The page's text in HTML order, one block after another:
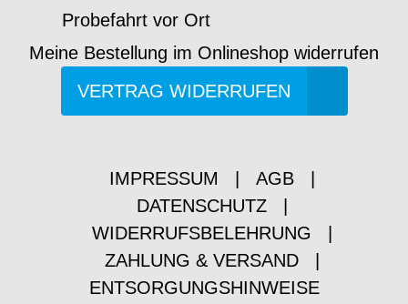
Probefahrt vor Ort
Meine Bestellung im Onlineshop widerrufen
VERTRAG WIDERRUFEN
IMPRESSUM AGB
DATENSCHUTZ
WIDERRUFSBELEHRUNG
ZAHLUNG & VERSAND
ENTSORGUNGSHINWEISE